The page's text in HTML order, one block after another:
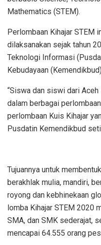
Mathematics (STEM).
Perlombaan Kihajar STEM
dilaksanakan sejak tahun
Teknologi Informasi
Kebudayaan
“Siswa dan siswi dari
dalam berbagai
perlombaan Kuis Kihajar
Pusdatin Kemendikbud
Tujuannya untuk
berakhlak mulia, mandiri,
royong dan kebhinekaan
lomba Kihajar STEM 2020
SMA, dan SMK sederajat,
mencapai 64.555 orang